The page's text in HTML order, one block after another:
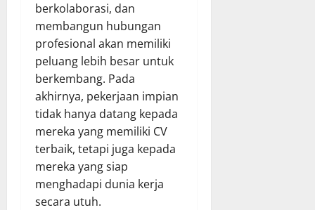
berkolaborasi, dan
membangun hubungan
profesional akan memiliki
peluang lebih besar untuk
berkembang. Pada
akhirnya, pekerjaan impian
tidak hanya datang kepada
mereka yang memiliki CV
terbaik, tetapi juga kepada
mereka yang siap
menghadapi dunia kerja
secara utuh.